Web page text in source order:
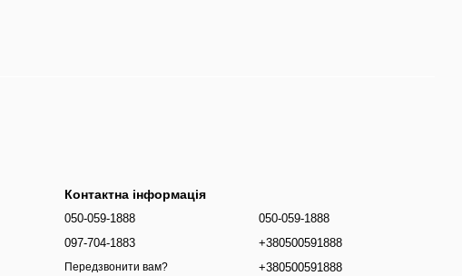
Контактна інформація
050-059-1888
097-704-1883
Передзвонити вам?
050-059-1888
+380500591888
+380500591888